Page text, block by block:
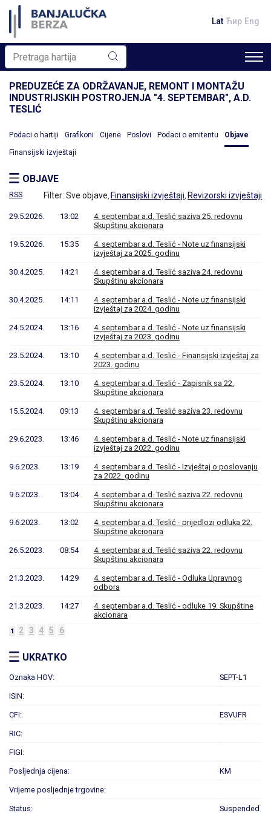
Lat Ћир Eng
PREDUZEĆE ZA ODRŽAVANJE, REMONT I MONTAŽU
INDUSTRIJSKIH POSTROJENJA "4. SEPTEMBAR", A.D.
TESLIĆ
Podaci o hartiji Grafikoni Cijene Poslovi Podaci o emitentu Objave
Finansijski izvještaji
OBJAVE
RSS Filter: Sve objave, Finansijski izvještaji, Revizorski izvještaji
29.5.2026. 13:02
4. septembar a.d. Teslić saziva 25. redovnu
Skupštinu akcionara
19.5.2026. 15:35
4. septembar a.d. Teslić - Note uz finansijski
izvještaj za 2025. godinu
30.4.2025. 14:21
4. septembar a.d. Teslić saziva 24. redovnu
Skupštinu akcionara
30.4.2025. 14:11
4. septembar a.d. Teslić - Note uz finansijski
izvještaj za 2024. godinu
24.5.2024. 13:16
4. septembar a.d. Teslić - Note uz finansijski
izvještaj za 2023. godinu
23.5.2024. 13:10
4. septembar a.d. Teslić - Finansijski izvještaj za
2023. godinu
23.5.2024. 13:10
4. septembar a.d. Teslić - Zapisnik sa 22.
Skupštine akcionara
15.5.2024. 09:13
4. septembar a.d. Teslić saziva 23. redovnu
Skupštinu akcionara
29.6.2023. 13:46
4. septembar a.d. Teslić - Note uz finansijski
izvještaj za 2022. godinu
9.6.2023. 13:19
4. septembar a.d. Teslić - Izvještaj o poslovanju
za 2022. godinu
9.6.2023. 13:04
4. septembar a.d. Teslić saziva 22. redovnu
Skupštinu akcionara
9.6.2023. 13:02
4. septembar a.d. Teslić - prijedlozi odluka 22.
Skupštine akcionara
26.5.2023. 08:54
4. septembar a.d. Teslić saziva 22. redovnu
Skupštinu akcionara
21.3.2023. 14:29
4. septembar a.d. Teslić - Odluka Upravnog
odbora
21.3.2023. 14:27
4. septembar a.d. Teslić - odluke 19. Skupštine
akcionara
1 2 3 4 5 6
UKRATKO
Oznaka HOV: SEPT-L1
ISIN:
CFI: ESVUFR
RIC:
FIGI:
Posljednja cijena: KM
Vrijeme posljednje trgovine:
Status: Suspended